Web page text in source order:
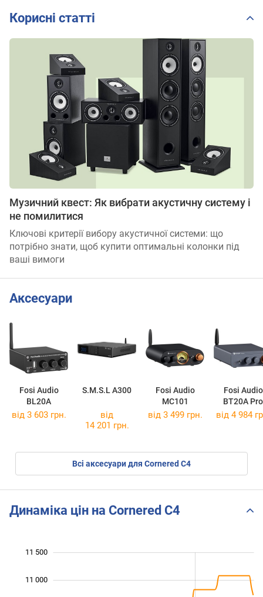
Корисні статті
Музичний квест: Як вибрати акустичну систему і
не помилитися
Ключові критерії вибору акустичної системи: що
потрібно знати, щоб купити оптимальні колонки під
ваші вимоги
Аксесуари
Fosi Audio
BL20A
S.M.S.L A300
Fosi Audio
MC101
Fosi Audio
BT20A Pro
від 3 603 грн.
від
14 201 грн.
від 3 499 грн. від 4 984
Всі аксесуари для Cornered C4
Динаміка цін на Cornered C4
11 000
11 500